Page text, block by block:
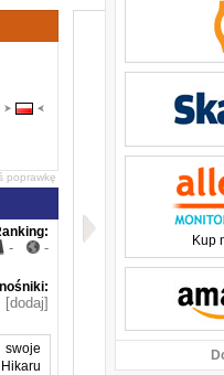
poprawkę
- -
[dodaj]
swoje
Kup